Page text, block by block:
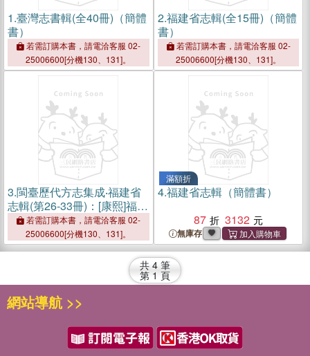
1.臺灣志書輯(全40冊)（簡體
書）
若需訂購本書，請電洽客服 02-
25006600[分機130、131]。
2.福建省志輯(全15冊)（簡體
書）
若需訂購本書，請電洽客服 02-
25006600[分機130、131]。
3.閩臺歷代方志集成‧福建省
志輯(第26-33冊)：[康熙]福建
通志(全8冊)（簡體書）
若需訂購本書，請電洽客服 02-
25006600[分機130、131]。
滿額折
4.福建省志輯（簡體書）
87
3132
無庫存
共 4 筆
第 1 頁
網站導航 >>